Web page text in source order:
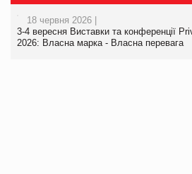
18 червня 2026 |
3-4 вересня Виставки та конференції
2026: Власна марка - Власна перевага